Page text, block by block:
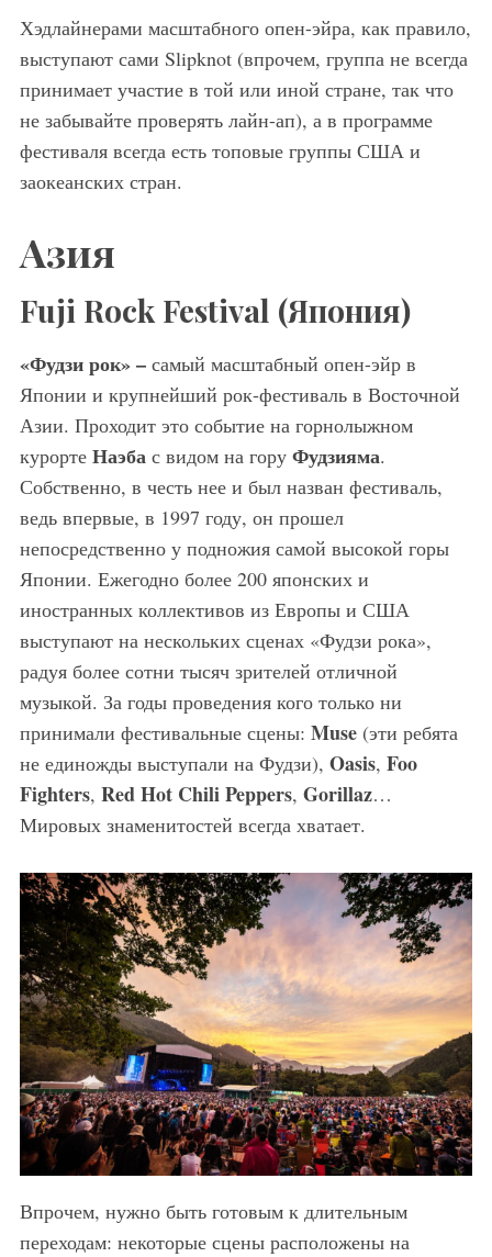
Хэдлайнерами масштабного опен-эйра, как правило,
выступают сами Slipknot (впрочем, группа не всегда
принимает участие в той или иной стране, так что
не забывайте проверять лайн-ап), а в программе
фестиваля всегда есть топовые группы США и
заокеанских стран.
Азия
Fuji Rock Festival (Япония)
«Фудзи рок» – самый масштабный опен-эйр в
Японии и крупнейший рок-фестиваль в Восточной
Азии. Проходит это событие на горнолыжном
курорте Наэбас видом на гору Фудзияма.
Собственно, в честь нее и был назван фестиваль,
ведь впервые, в 1997 году, он прошел
непосредственно у подножия самой высокой горы
Японии. Ежегодно более 200 японских и
иностранных коллективов из Европы и США
выступают на нескольких сценах «Фудзи рока»,
радуя более сотни тысяч зрителей отличной
музыкой. За годы проведения кого только ни
принимали фестивальные сцены: Muse(эти ребята
не единожды выступали на Фудзи), Oasis, Foo
Fighters, Red Hot Chili Peppers, Gorillaz…
Мировых знаменитостей всегда хватает.
Впрочем, нужно быть готовым к длительным
переходам: некоторые сцены расположены на